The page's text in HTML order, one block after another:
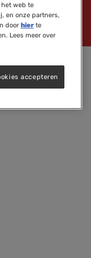
web te
en onze partners,
door hierte
Lees meer over
accepteren